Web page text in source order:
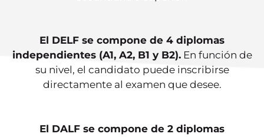
El DELF se compone de 4 diplomas
independientes (A1, A2, B1 y B2).En función de
su nivel, el candidato puede inscribirse
directamente al examen que desee.
El DALF se compone de 2 diplomas